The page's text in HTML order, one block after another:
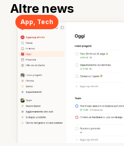
Altre news
App Tech